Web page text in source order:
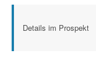
Details im Prospekt